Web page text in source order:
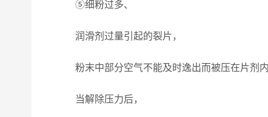
⑤细粉过多、
润滑剂过量引起的裂片，
粉末中部分空气不能及时逸出而被压在片剂内
当解除压力后，